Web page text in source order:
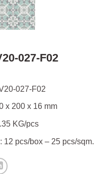
027-F02
027-F02
x 200 x 16 mm
KG/pcs
12 pcs/box – 25 pcs/sqm.